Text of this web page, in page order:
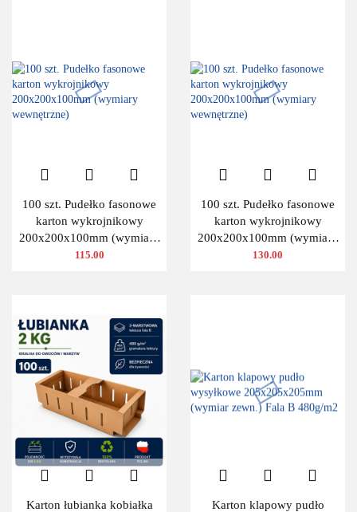
100 szt. Pudełko fasonowe
karton wykrojnikowy
200x200x100mm (wymiary
wewnętrzne)
115.00
100 szt. Pudełko fasonowe
karton wykrojnikowy
200x200x100mm (wymiary
wewnętrzne)
130.00
Karton łubianka kobiałka
Karton klapowy pudło